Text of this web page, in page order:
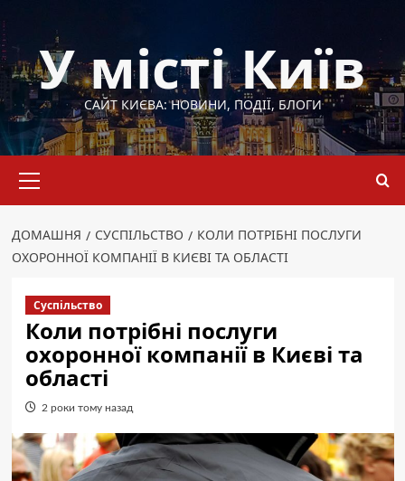
до
вмістуУ місті Київ
САЙТ КИЄВА: НОВИНИ, ПОДІЇ, БЛОГИ
меню
ДОМАШНЯ СУСПІЛЬСТВО
КОЛИ ПОТРІБНІ ПОСЛУГИ
ОХОРОННОЇ КОМПАНІЇ В КИЄВІ ТА ОБЛАСТІ
Суспільство
Коли потрібні послуги
охоронної компанії в Києві та
області
2 роки тому назад